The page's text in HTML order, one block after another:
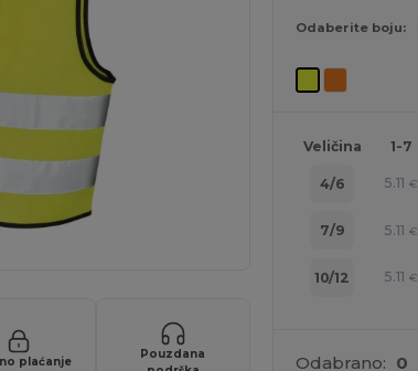
plaćanje
Pouzdana
Odaberite boju:
Veličina 1-7
4/6 5.11 €
7/9 5.11 €
10/12 5.11 €
Odabrano: 0